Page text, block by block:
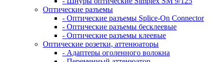
Оптические разъемы
- Оптические разъемы Splice-On Connector
- Оптические разъемы бесклеевые
- Оптические разъемы клеевые
Оптические розетки, аттенюаторы
- Адаптеры оголенного волокна